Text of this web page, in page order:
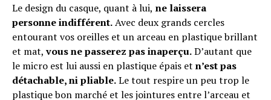
Le design du casque, quant à lui, ne laissera
personne indifférent.Avec deux grands cercles
entourant vos oreilles et un arceau en plastique brillant
et mat,vous ne passerez pas inaperçu.D’autant que
le micro est lui aussi en plastique épais et n’est pas
détachable, ni pliable.Le tout respire un peu trop le
plastique bon marché et les jointures entre l’arceau et